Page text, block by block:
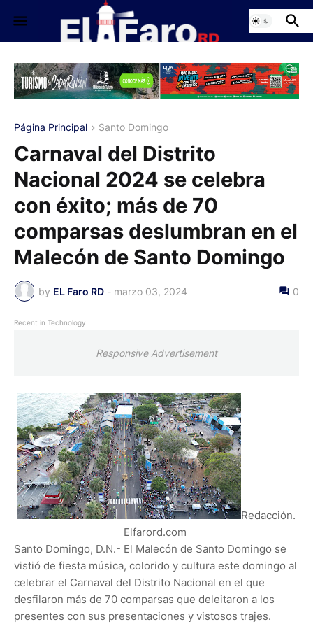
Página Principal Santo Domingo
Carnaval del Distrito
Nacional 2024 se celebra
con éxito; más de 70
comparsas deslumbran en el
Malecón de Santo Domingo
by EL Faro RD - marzo 03, 2024 0
Recent in Technology
Responsive Advertisement
Redacción.
Elfarord.com
Santo Domingo, D.N.- El Malecón de Santo Domingo se
vistió de fiesta música, colorido y cultura este domingo al
celebrar el Carnaval del Distrito Nacional en el que
desfilaron más de 70 comparsas que deleitaron a los
presentes con sus presentaciones y vistosos trajes.